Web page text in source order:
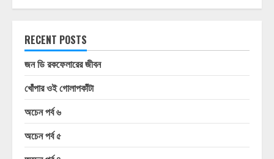
RECENT POSTS
জন ডি রকফেলারের জীবন
খোঁপার ওই গোলাপকাঁটা
অচেন পর্ব ৬
অচেন পর্ব ৫